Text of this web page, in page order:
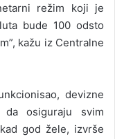
režim koji je
bude 100 odsto
kažu iz Centralne
devizne
osiguraju svim
god žele, izvrše